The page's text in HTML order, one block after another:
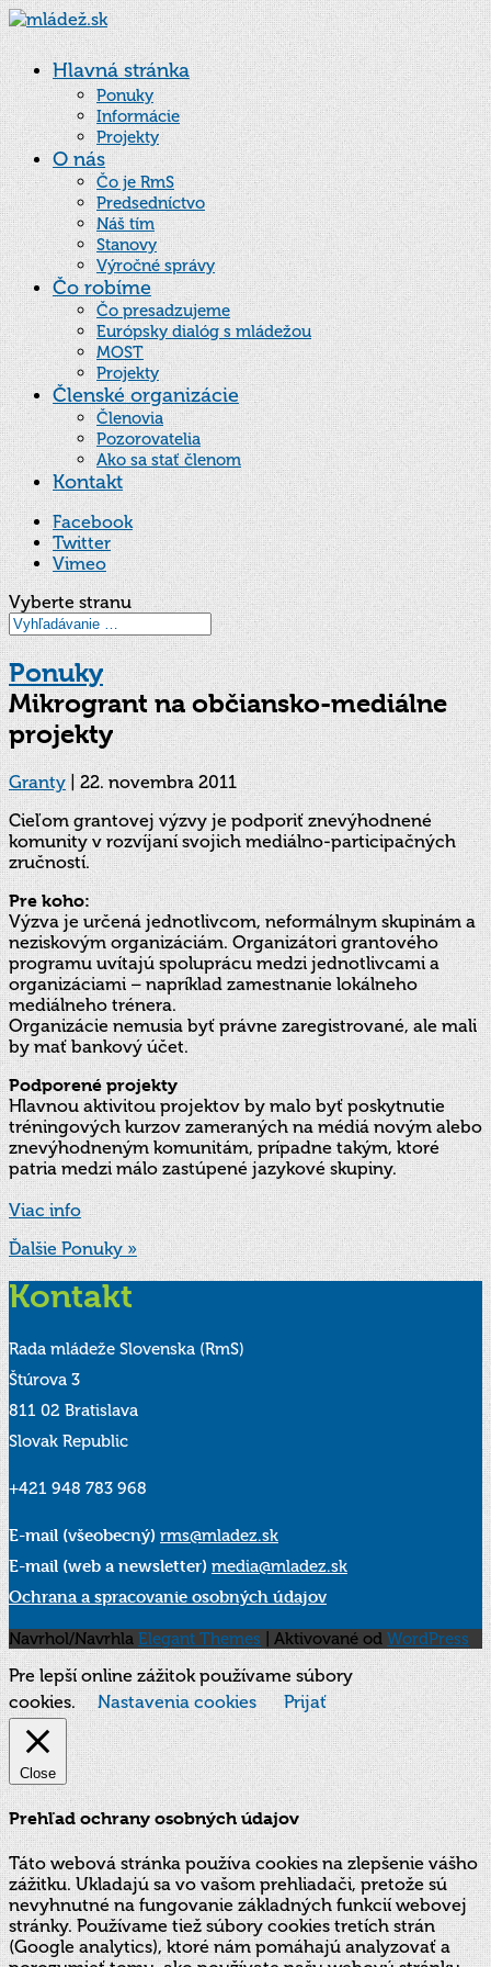
Hlavná stránka
Ponuky
Informácie
Projekty
O nás
Čo je RmS
Predsedníctvo
Náš tím
Stanovy
Výročné správy
Čo robíme
Čo presadzujeme
Európsky dialóg s mládežou
MOST
Projekty
Členské organizácie
Členovia
Pozorovatelia
Ako sa stať členom
Kontakt
Facebook
Twitter
Vimeo
Vyberte stranu
Ponuky
Mikrogrant na občiansko-mediálne
projekty
Granty|22. novembra 2011
Cieľom grantovej výzvy je podporiť znevýhodnené
komunity v rozvíjaní svojich mediálno-participačných
zručností.
Pre koho:
Výzva je určená jednotlivcom, neformálnym skupinám a
neziskovým organizáciám. Organizátori grantového
programu uvítajú spoluprácu medzi jednotlivcami a
organizáciami – napríklad zamestnanie lokálneho
mediálneho trénera.
Organizácie nemusia byť právne zaregistrované, ale mali
by mať bankový účet.
Podporené projekty
Hlavnou aktivitou projektov by malo byť poskytnutie
tréningových kurzov zameraných na médiá novým alebo
znevýhodneným komunitám, prípadne takým, ktoré
patria medzi málo zastúpené jazykové skupiny.
Viac info
Ďalšie Ponuky »
Kontakt
Rada mládeže Slovenska (RmS)
Štúrova 3
811 02 Bratislava
Slovak Republic
+421 948 783 968
E-mail (všeobecný) rms@mladez.sk
E-mail (web a newsletter) media@mladez.sk
Ochrana a spracovanie osobných údajov
Navrhol/Navrhla Elegant Themes | Aktivované od WordPress
Pre lepší online zážitok používame súbory
cookies.
Nastavenia cookies Prijať
Close
Prehľad ochrany osobných údajov
Táto webová stránka používa cookies na zlepšenie vášho
zážitku. Ukladajú sa vo vašom prehliadači, pretože sú
nevyhnutné na fungovanie základných funkcií webovej
stránky. Používame tiež súbory cookies tretích strán
(Google analytics), ktoré nám pomáhajú analyzovať a